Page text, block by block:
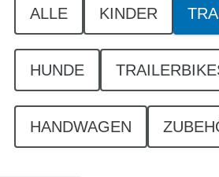
ALLE KINDER
HUNDE
HANDWAGEN